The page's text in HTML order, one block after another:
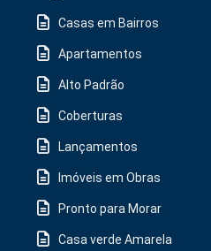
Casas em Bairros
Apartamentos
Alto Padrão
Coberturas
Lançamentos
Imóveis em Obras
Pronto para Morar
Casa verde Amarela